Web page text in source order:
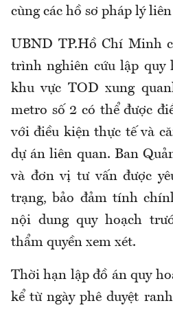
cùng các hồ sơ pháp lý
UBND TP.Hồ Chí Minh
trình nghiên cứu lập quy
khu vực TOD xung
metro số 2 có thể được
với điều kiện thực tế và
dự án liên quan. Ban
và đơn vị tư vấn được
trạng, bảo đảm tính
nội dung quy hoạch
thẩm quyền xem xét.
Thời hạn lập đồ án quy
kể từ ngày phê duyệt